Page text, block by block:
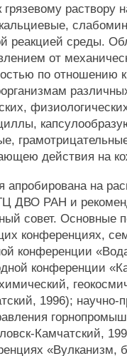
раствору
реакцией среды.
от
по отношению
действия на
апробирована на
ДВО РАН и
совет. Основные
конференциях,
конференции
конференции
1996); научно-
Камчатский,
«Вулканизм,